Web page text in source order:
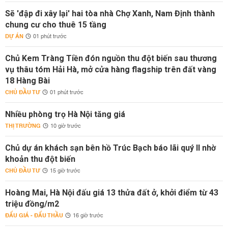
Sẽ 'đập đi xây lại' hai tòa nhà Chợ Xanh, Nam Định thành
chung cư cho thuê 15 tầng
DỰ ÁN 01 phút trước
Chủ Kem Tràng Tiền đón nguồn thu đột biến sau thương
vụ thâu tóm Hải Hà, mở cửa hàng flagship trên đất vàng
18 Hàng Bài
CHỦ ĐẦU TƯ 01 phút trước
Nhiều phòng trọ Hà Nội tăng giá
THỊ TRƯỜNG 10 giờ trước
Chủ dự án khách sạn bên hồ Trúc Bạch báo lãi quý II nhờ
khoản thu đột biến
CHỦ ĐẦU TƯ 15 giờ trước
Hoàng Mai, Hà Nội đấu giá 13 thửa đất ở, khởi điểm từ 43
triệu đồng/m2
ĐẤU GIÁ - ĐẤU THẦU 16 giờ trước